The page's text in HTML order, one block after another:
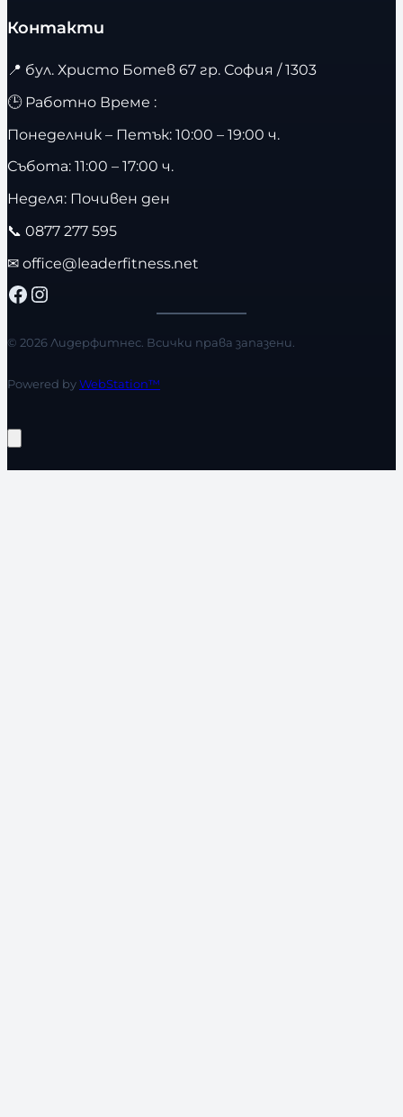
Контакти
📍 бул. Христо Ботев 67 гр. София / 1303
🕒 Работно Време :
Понеделник – Петък: 10:00 – 19:00 ч.
Събота: 11:00 – 17:00 ч.
Неделя: Почивен ден
📞 0877 277 595
✉ office@leaderfitness.net
Facebook Instagram
© 2026 Лидерфитнес. Всички права запазени.
Powered byWebStation™